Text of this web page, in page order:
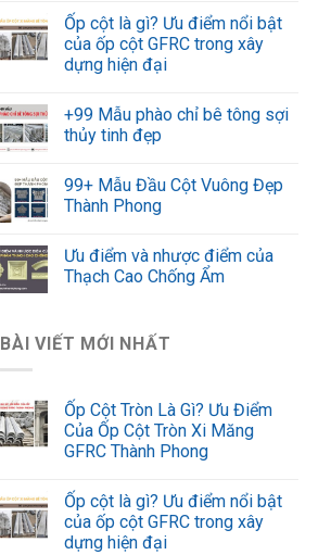
Ốp cột là gì? Ưu điểm nổi bật
của ốp cột GFRC trong xây
dựng hiện đại
+99 Mẫu phào chỉ bê tông sợi
thủy tinh đẹp
99+ Mẫu Đầu Cột Vuông Đẹp
Thành Phong
Ưu điểm và nhược điểm của
Thạch Cao Chống Ẩm
BÀI VIẾT MỚI NHẤT
Ốp Cột Tròn Là Gì? Ưu Điểm
Của Ốp Cột Tròn Xi Măng
GFRC Thành Phong
Ốp cột là gì? Ưu điểm nổi bật
của ốp cột GFRC trong xây
dựng hiện đại